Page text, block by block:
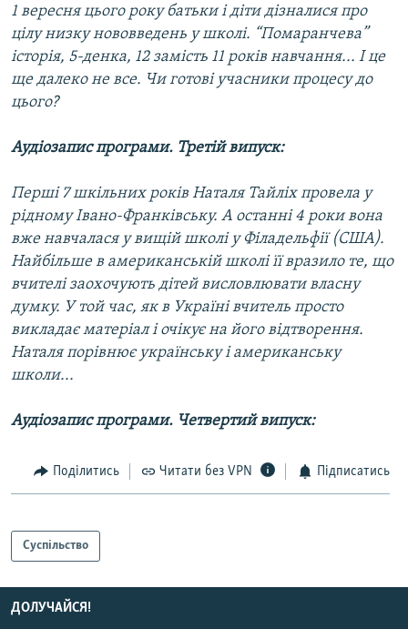
1 вересня цього року батьки і діти дізналися про
цілу низку нововведень у школі. “Помаранчева”
історія, 5-денка, 12 замість 11 років навчання... І це
ще далеко не все. Чи готові учасники процесу до
цього?
Аудіозапис програми. Третій випуск:
Перші 7 шкільних років Наталя Тайліх провела у
рідному Івано-Франківську. А останні 4 роки вона
вже навчалася у вищій школі у Філадельфії (США).
Найбільше в американській школі її вразило те, що
вчителі заохочують дітей висловлювати власну
думку. У той час, як в Україні вчитель просто
викладає матеріал і очікує на його відтворення.
Наталя порівнює українську і американську
школи...
Аудіозапис програми. Четвертий випуск:
Поділитись Читати без VPN Підписатись
Суспільство
ДОЛУЧАЙСЯ!